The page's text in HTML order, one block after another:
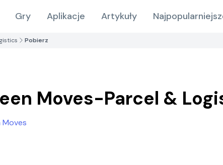
Gry Aplikacje Artykuły
Pobierz
Moves-Parcel &
Moves